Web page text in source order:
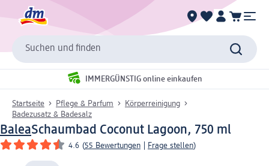
Suchen und finden
IMMERGÜNSTIG online einkaufen
Startseite Pflege & Parfum
Körperreinigung
Badezusatz & Badesalz
BaleaSchaumbad Coconut Lagoon, 750 ml
4.6 (55 Bewertungen Frage stellen)